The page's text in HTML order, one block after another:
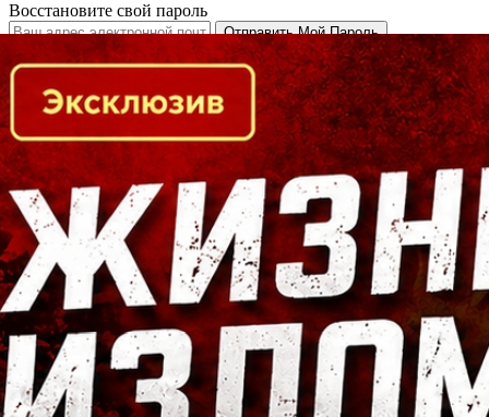
Восстановите свой пароль
Кто есть кто в Байкальском регионе